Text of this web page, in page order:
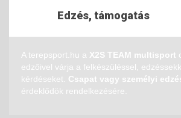
Edzés, támogatás
A terepsport.hu a X2S TEAM multisport
edzőivel várja a felkészüléssel,
kérdéseket. Csapat vagy személyi
érdeklődök rendelkezésére.